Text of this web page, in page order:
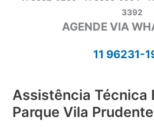
3392
AGENDE VIA
11 96231-
Assistência Técnica
Parque Vila Prudente